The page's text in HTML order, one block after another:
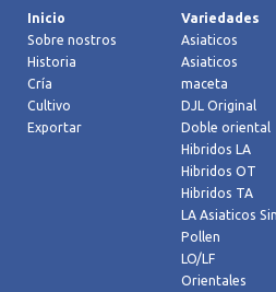
Inicio
Sobre nostros
Historia
Cría
Cultivo
Exportar
Variedades
Asiaticos
Asiaticos
maceta
DJL Original
Doble oriental
Hibridos LA
Hibridos OT
Hibridos TA
LA Asiaticos Sin
Pollen
LO/LF
Orientales